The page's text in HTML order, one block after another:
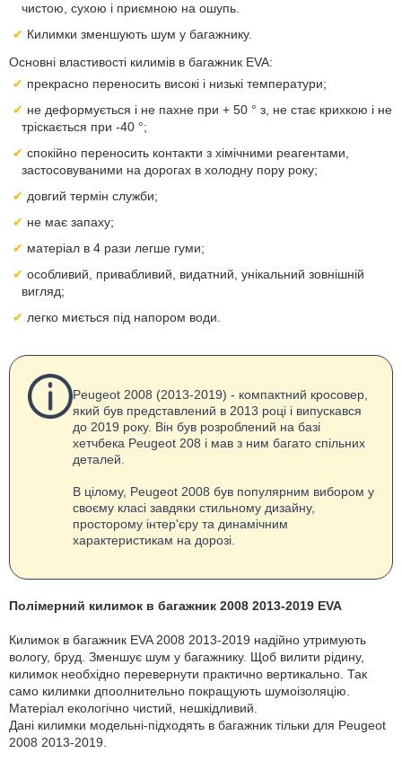
чистою, сухою і приємною на ошупь.
Килимки зменшують шум у багажнику.
Основні властивості килимів в багажник EVA:
прекрасно переносить високі і низькі температури;
не деформується і не пахне при + 50 ° з, не стає крихкою і не
тріскається при -40 °;
спокійно переносить контакти з хімічними реагентами,
застосовуваними на дорогах в холодну пору року;
довгий термін служби;
не має запаху;
матеріал в 4 рази легше гуми;
особливий, привабливий, видатний, унікальний зовнішній
вигляд;
легко миється під напором води.
Peugeot 2008 (2013-2019) - компактний кросовер,
який був представлений в 2013 році і випускався
до 2019 року. Він був розроблений на базі
хетчбека Peugeot 208 і мав з ним багато спільних
деталей.
В цілому, Peugeot 2008 був популярним вибором у
своєму класі завдяки стильному дизайну,
просторому інтер'єру та динамічним
характеристикам на дорозі.
Полімерний килимок в багажник 2008 2013-2019 EVA
Килимок в багажник EVA 2008 2013-2019 надійно утримують
вологу, бруд. Зменшує шум у багажнику. Щоб вилити рідину,
килимок необхідно перевернути практично вертикально. Так
само килимки дпоолнительно покращують шумоізоляцію.
Матеріал екологічно чистий, нешкідливий.
Дані килимки модельні-підходять в багажник тільки для Peugeot
2008 2013-2019.